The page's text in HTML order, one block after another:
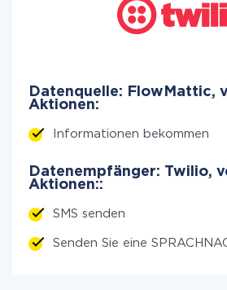
Datenquelle: FlowMattic,
Aktionen:
Informationen bekommen
Datenempfänger: Twilio,
Aktionen::
SMS senden
Senden Sie eine